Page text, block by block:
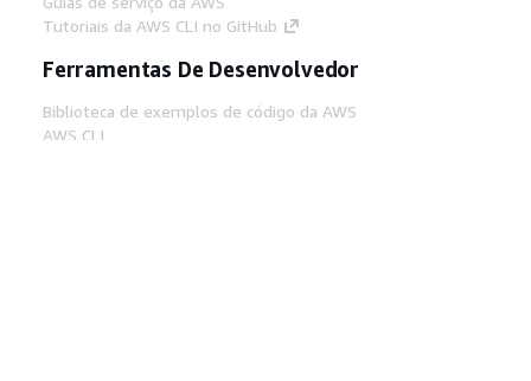
Tutoriais da AWS CLI no GitHub
Ferramentas De Desenvolvedor
Biblioteca de exemplos de código da AWS
AWS CLI